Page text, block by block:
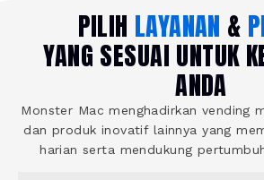
PILIH LAYANAN &
YANG SESUAI UNTUK
ANDA
Monster Mac menghadirkan vending
dan produk inovatif lainnya yang
harian serta mendukung